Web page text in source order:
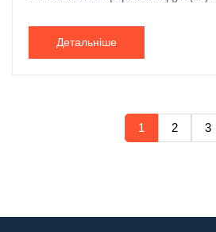
Детальніше
1 2 3